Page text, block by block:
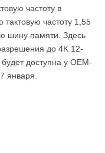
частоту в
частоту 1,55
шину памяти. Здесь
до 4K 12-
доступна у OEM-
января.